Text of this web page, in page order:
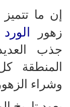
إن ما
زهور
جذب
المنطقة
وشراء